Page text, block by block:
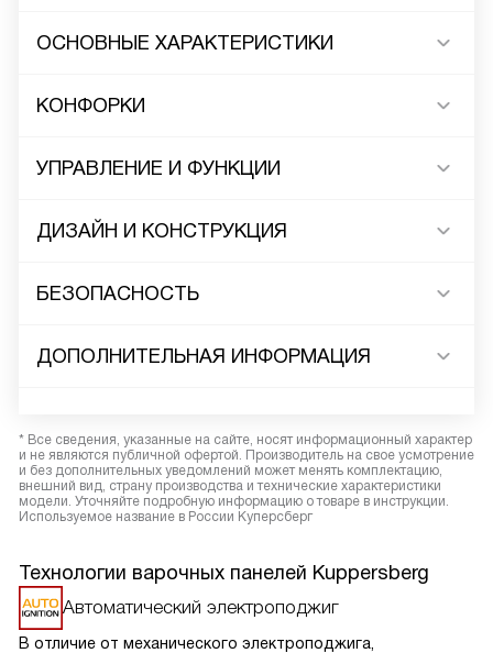
ОСНОВНЫЕ ХАРАКТЕРИСТИКИ
КОНФОРКИ
УПРАВЛЕНИЕ И ФУНКЦИИ
ДИЗАЙН И КОНСТРУКЦИЯ
БЕЗОПАСНОСТЬ
ДОПОЛНИТЕЛЬНАЯ ИНФОРМАЦИЯ
* Все сведения, указанные на сайте, носят информационный характер
и не являются публичной офертой. Производитель на свое усмотрение
и без дополнительных уведомлений может менять комплектацию,
внешний вид, страну производства и технические характеристики
модели. Уточняйте подробную информацию о товаре в инструкции.
Используемое название в России Куперсберг
Технологии варочных панелей Kuppersberg
Автоматический электроподжиг
В отличие от механического электроподжига,